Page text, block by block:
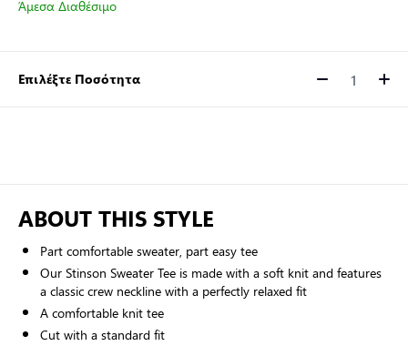
Άμεσα Διαθέσιμο
Επιλέξτε Ποσότητα Ποσότητα
ABOUT THIS STYLE
Part comfortable sweater, part easy tee
Our Stinson Sweater Tee is made with a soft knit and features
a classic crew neckline with a perfectly relaxed fit
A comfortable knit tee
Cut with a standard fit